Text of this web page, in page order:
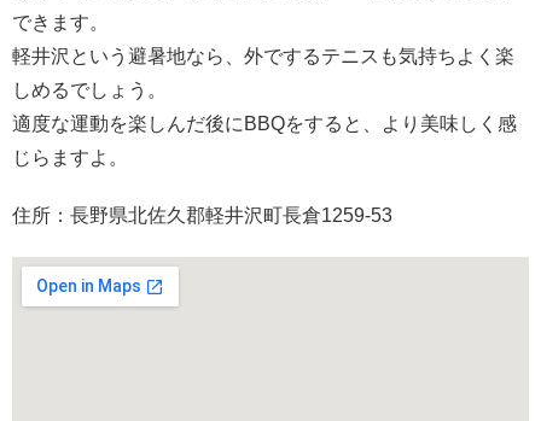
できます。
軽井沢という避暑地なら、外でするテニスも気持ちよく楽
しめるでしょう。
適度な運動を楽しんだ後にBBQをすると、より美味しく感
じらますよ。
住所：長野県北佐久郡軽井沢町長倉1259-53